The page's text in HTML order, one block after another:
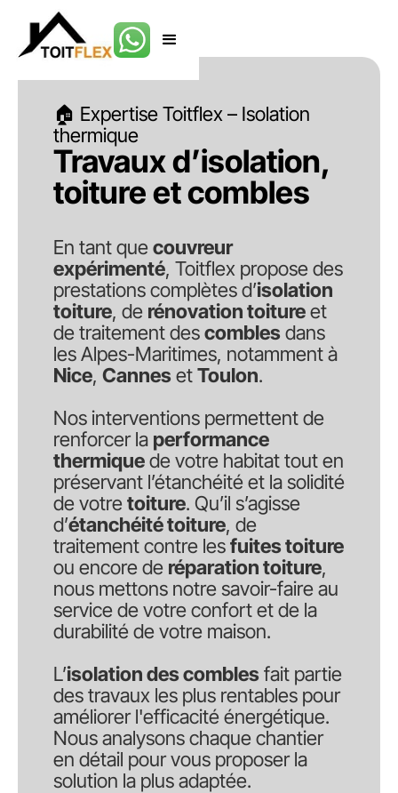
🏠 Expertise Toitflex – Isolation
thermique
Travaux d’isolation,
toiture et combles
En tant quecouvreur
expérimenté, Toitflex propose des
prestations complètes d’isolation
toiture, de rénovation toitureet
de traitement descomblesdans
les Alpes-Maritimes, notamment à
Nice, CannesetToulon.
Nos interventions permettent de
renforcer la performance
thermiquede votre habitat tout en
préservant l’étanchéité et la solidité
de votretoiture. Qu’il s’agisse
d’étanchéité toiture, de
traitement contre lesfuites toiture
ou encore de réparation toiture,
nous mettons notre savoir-faire au
service de votre confort et de la
durabilité de votre maison.
L’isolation des comblesfait partie
des travaux les plus rentables pour
améliorer l'efficacité énergétique.
Nous analysons chaque chantier
en détail pour vous proposer la
solution la plus adaptée.